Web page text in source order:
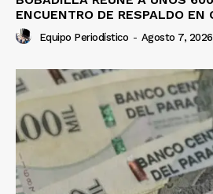
ENCUENTRO DE RESPALDO EN
Equipo Periodístico - Agosto 7, 2026